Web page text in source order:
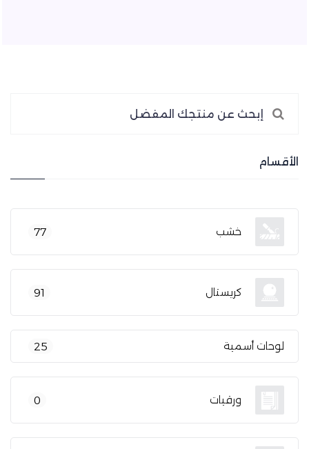
الأقسام
خشب 77
كريستال 91
لوحات أسمية 25
ورقيات 0